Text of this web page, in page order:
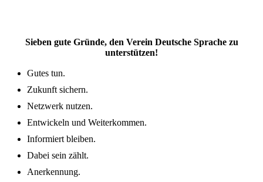
Sieben gute Gründe, den Verein Deutsche Sprache zu
unterstützen!
Gutes tun.
Zukunft sichern.
Netzwerk nutzen.
Entwickeln und Weiterkommen.
Informiert bleiben.
Dabei sein zählt.
Anerkennung.